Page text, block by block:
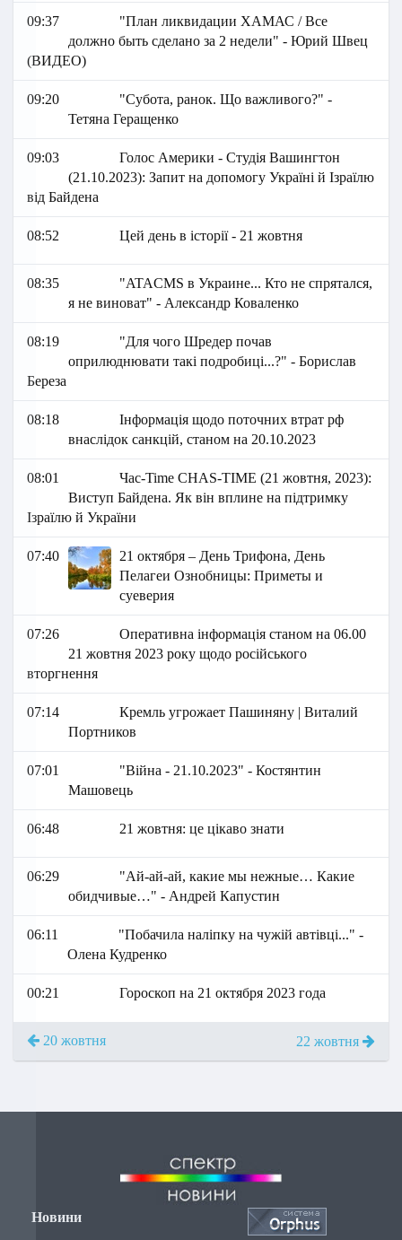
09:37
"План ликвидации ХАМАС / Все
должно быть сделано за 2 недели" - Юрий Швец
(ВИДЕО)
09:20
"Субота, ранок. Що важливого?" -
Тетяна Геращенко
09:03
Голос Америки - Студія Вашингтон
(21.10.2023): Запит на допомогу Україні й Ізраїлю
від Байдена
08:52 Цей день в історії - 21 жовтня
08:35
"ATACMS в Украине... Кто не спрятался,
я не виноват" - Александр Коваленко
08:19
"Для чого Шредер почав
оприлюднювати такі подробиці...?" - Борислав
Береза
08:18
Інформація щодо поточних втрат рф
внаслідок санкцій, станом на 20.10.2023
08:01
Час-Time CHAS-TIME (21 жовтня, 2023):
Виступ Байдена. Як він вплине на підтримку
Ізраїлю й України
07:40
21 октября – День Трифона, День
Пелагеи Ознобницы: Приметы и
суеверия
07:26
Оперативна інформація станом на 06.00
21 жовтня 2023 року щодо російського
вторгнення
07:14
Кремль угрожает Пашиняну | Виталий
Портников
07:01
"Війна - 21.10.2023" - Костянтин
Машовець
06:48 21 жовтня: це цікаво знати
06:29
"Ай-ай-ай, какие мы нежные… Какие
обидчивые…" - Андрей Капустин
06:11
"Побачила наліпку на чужій автівці..." -
Олена Кудренко
00:21 Гороскоп на 21 октября 2023 года
20 жовтня 22 жовтня
Новини